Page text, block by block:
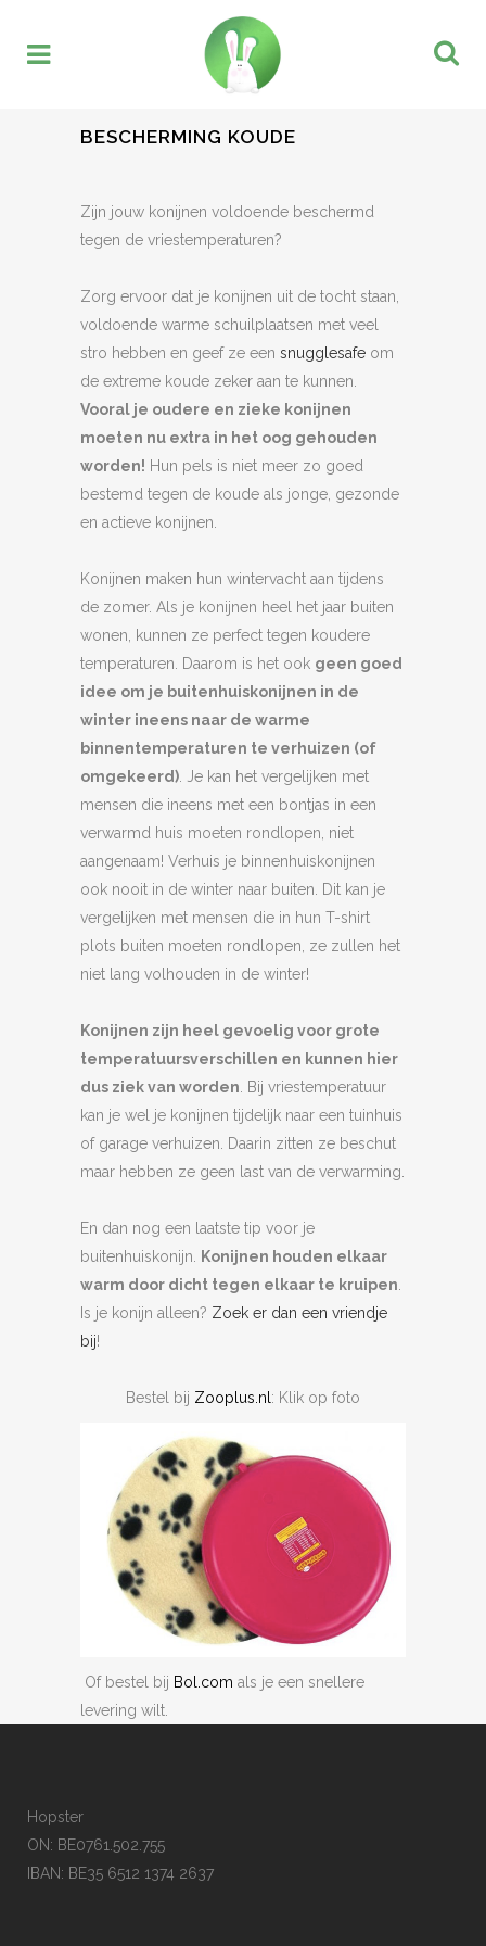
BESCHERMING KOUDE
Zijn jouw konijnen voldoende beschermd
tegen de vriestemperaturen?
Zorg ervoor dat je konijnen uit de tocht staan,
voldoende warme schuilplaatsen met veel
stro hebben en geef ze een snugglesafe om
de extreme koude zeker aan te kunnen.
Vooral je oudere en zieke konijnen
moeten nu extra in het oog gehouden
worden! Hun pels is niet meer zo goed
bestemd tegen de koude als jonge, gezonde
en actieve konijnen.
Konijnen maken hun wintervacht aan tijdens
de zomer. Als je konijnen heel het jaar buiten
wonen, kunnen ze perfect tegen koudere
temperaturen. Daarom is het ook geen goed
idee om je buitenhuiskonijnen in de
winter ineens naar de warme
binnentemperaturen te verhuizen (of
omgekeerd) . Je kan het vergelijken met
mensen die ineens met een bontjas in een
verwarmd huis moeten rondlopen, niet
aangenaam! Verhuis je binnenhuiskonijnen
ook nooit in de winter naar buiten. Dit kan je
vergelijken met mensen die in hun T-shirt
plots buiten moeten rondlopen, ze zullen het
niet lang volhouden in de winter!
Konijnen zijn heel gevoelig voor grote
temperatuursverschillen en kunnen hier
dus ziek van worden . Bij vriestemperatuur
kan je wel je konijnen tijdelijk naar een tuinhuis
of garage verhuizen. Daarin zitten ze beschut
maar hebben ze geen last van de verwarming.
En dan nog een laatste tip voor je
buitenhuiskonijn.
Konijnen houden elkaar
warm door dicht tegen elkaar te kruipen
Is je konijn alleen? Zoek er dan een vriendje
bij!
Bestel bij Zooplus.nl : Klik op foto
Of bestel bij Bol.com als je een snellere
levering wilt.
Hopster
ON: BE0761.502.755
IBAN: BE35 6512 1374 2637